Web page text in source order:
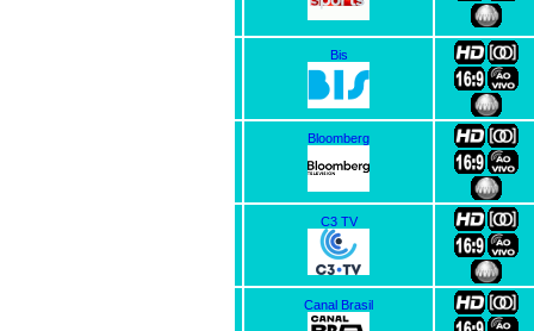
Bis
Bloomberg
C3 TV
Canal Brasil